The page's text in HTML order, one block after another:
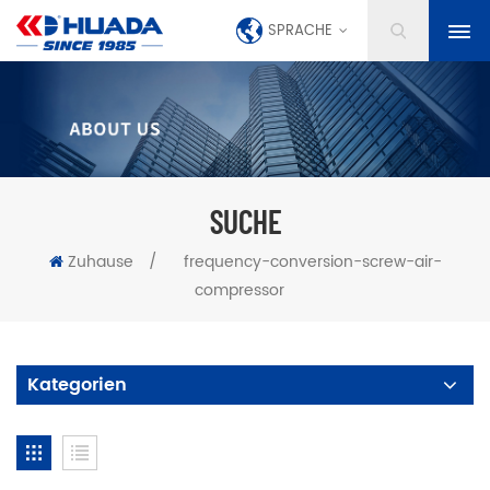
SPRACHE
SUCHE
Zuhause /
frequency-conversion-screw-air-
compressor
Kategorien